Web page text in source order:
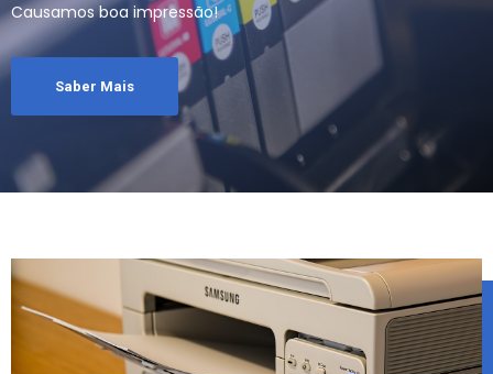
Causamos boa impressão!
Saber Mais